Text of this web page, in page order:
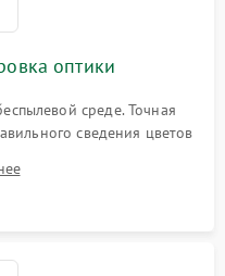
оптики
среде. Точная
сведения цветов
подключение всех
и закрытие корпуса